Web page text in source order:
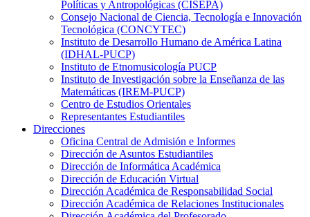
Políticas y Antropológicas (CISEPA)
Consejo Nacional de Ciencia, Tecnología e Innovación
Tecnológica (CONCYTEC)
Instituto de Desarrollo Humano de América Latina
(IDHAL-PUCP)
Instituto de Etnomusicología PUCP
Instituto de Investigación sobre la Enseñanza de las
Matemáticas (IREM-PUCP)
Centro de Estudios Orientales
Representantes Estudiantiles
Direcciones
Oficina Central de Admisión e Informes
Dirección de Asuntos Estudiantiles
Dirección de Informática Académica
Dirección de Educación Virtual
Dirección Académica de Responsabilidad Social
Dirección Académica de Relaciones Institucionales